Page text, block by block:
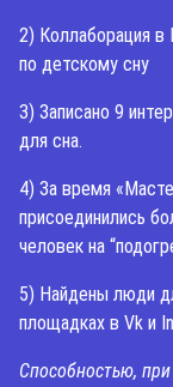
2) Коллаборация
по детскому сну
3) Записано 9
для сна.
4) За время
присоединились
человек на
5) Найдены люди
площадках в Vk и
Способностью,